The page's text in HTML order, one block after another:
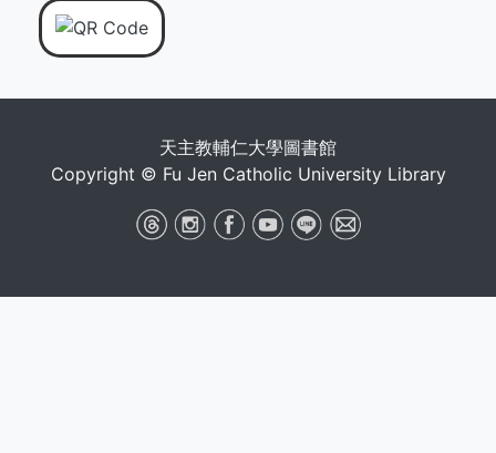
天主教輔仁大學圖書館
Copyright © Fu Jen Catholic University Library